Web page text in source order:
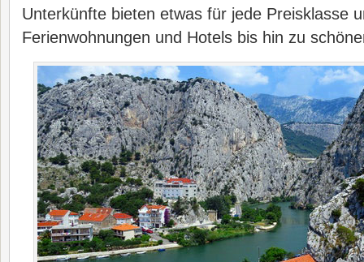
Unterkünfte bieten etwas für jede Preisklasse
Ferienwohnungen und Hotels bis hin zu